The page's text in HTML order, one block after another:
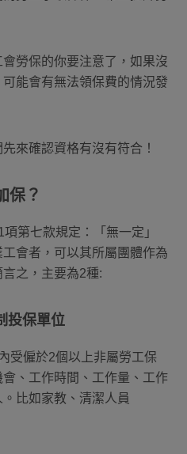
勞保的你要注意了，如果沒
能會有無法領保費的情況發
來確認資格有沒有符合！
保？
第七款規定：「無一定」
會者，可以其所屬團體作為
之，主要為2種:
投保單位
受僱於2個以上非屬勞工保
、工作時間、工作量、工作
比如家教、清潔人員